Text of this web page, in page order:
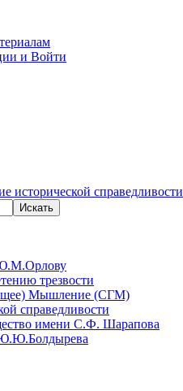
и Войти
исторической справедливости
Ю.М.Орлову
трезвости
Мышление (СГМ)
справедливости
имени С.Ф. Шарапова
Ю.Ю.Болдырева